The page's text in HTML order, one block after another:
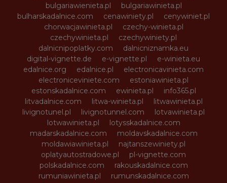
bulgariawienieta.pl
bulgariawinieta.pl
bulharskadalnice.com
cenawiniety.pl
cenywiniet.pl
chorwacjawinieta.pl
czechy-winieta.pl
czechywinieta.pl
czechywiniety.pl
dalnicnipoplatky.com
dalnicniznamka.eu
digital-vignette.de
e-vignette.pl
e-winieta.eu
edalnice.org
edalnice.pl
electronicavinieta.com
electroniceviniete.com
estoniawinieta.pl
estonskadalnice.com
ewinieta.pl
info365.pl
litvadalnice.com
litwa-winieta.pl
litwawinieta.pl
livignotunel.pl
livignotunnel.com
lotvawinieta.pl
lotwawinieta.pl
lotysskadalnice.com
madarskadalnice.com
moldavskadalnice.com
moldawiawinieta.pl
najtanszewiniety.pl
oplatyautostradowe.pl
pl-vignette.com
polskadalnice.com
rakouskadalnice.com
rumuniawinieta.pl
rumunskadalnice.com